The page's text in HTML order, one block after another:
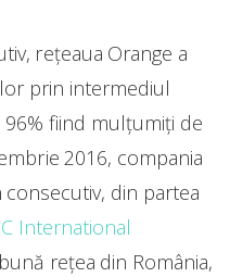
rețeaua Orange a
prin intermediul
96% fiind mulțumiți de
2016, compania
din partea
International
rețea din România,